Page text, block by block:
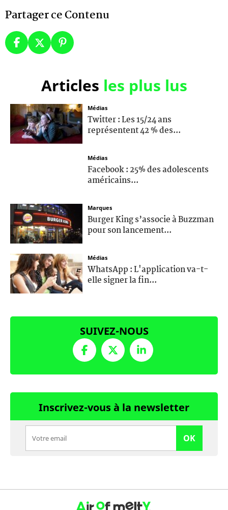
Partager ce Contenu
Articles les plus lus
Médias
Twitter : Les 15/24 ans
représentent 42 % des...
Médias
Facebook : 25% des adolescents
américains...
Marques
Burger King s’associe à Buzzman
pour son lancement...
Médias
WhatsApp : L'application va-t-
elle signer la fin...
SUIVEZ-NOUS
Inscrivez-vous à la newsletter
OK